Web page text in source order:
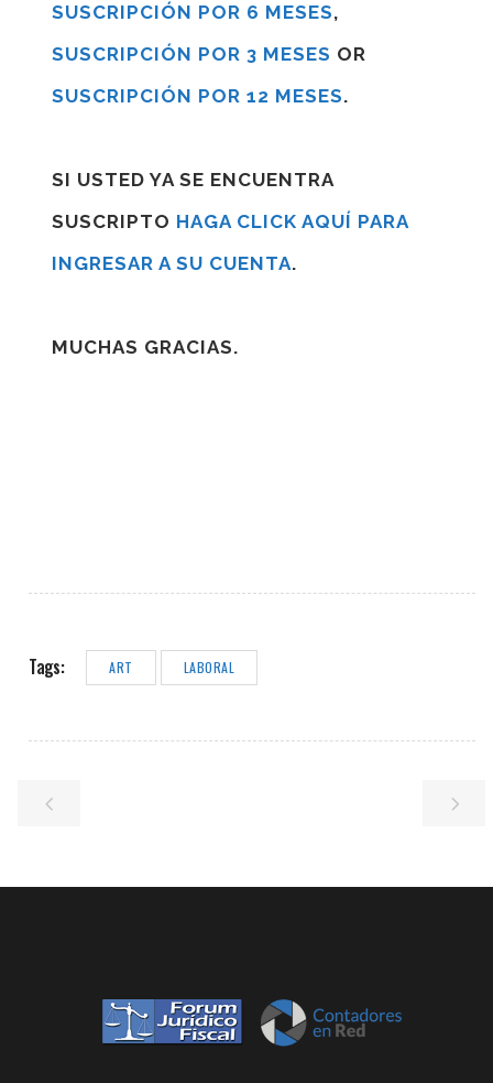
SUSCRIPCIÓN POR 6 MESES,
SUSCRIPCIÓN POR 3 MESES OR
SUSCRIPCIÓN POR 12 MESES.
SI USTED YA SE ENCUENTRA
SUSCRIPTO HAGA CLICK AQUÍ PARA
INGRESAR A SU CUENTA.
MUCHAS GRACIAS.
Tags: ART LABORAL